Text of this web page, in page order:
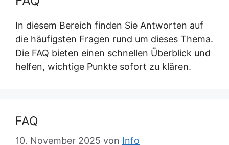
In diesem Bereich finden Sie Antworten auf
die häufigsten Fragen rund um dieses Thema.
Die FAQ bieten einen schnellen Überblick und
helfen, wichtige Punkte sofort zu klären.
FAQ
10. November 2025 von Info